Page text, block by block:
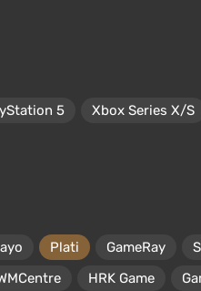
5 Xbox Series X/S
Plati GameRay
HRK Game